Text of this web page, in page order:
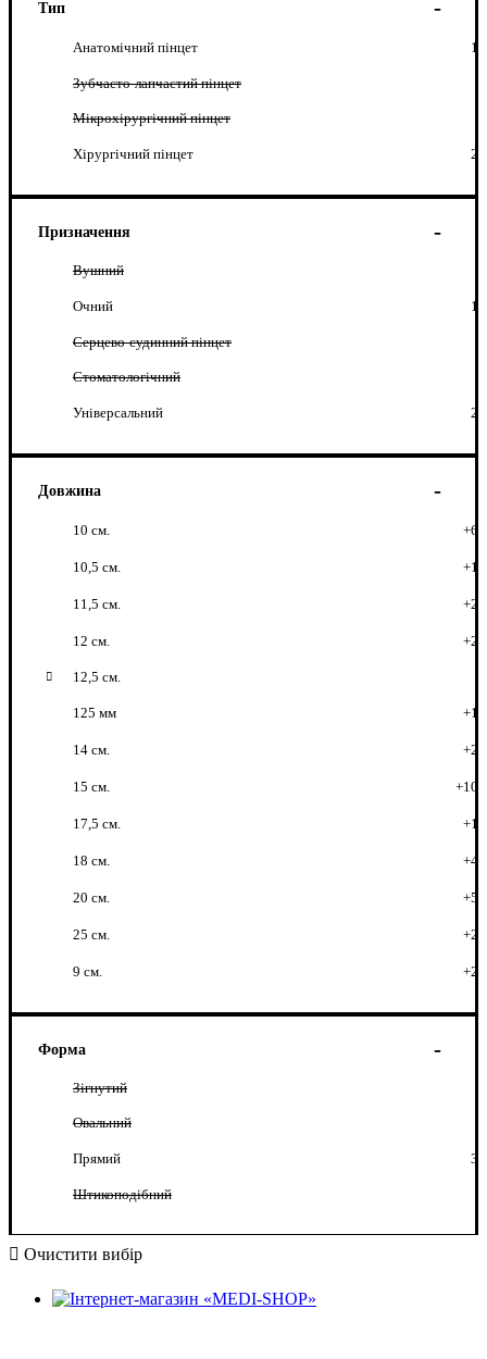
Тип
Анатомічний пінцет 1
Зубчасто-лапчастий пінцет
Мікрохірургічний пінцет
Хірургічний пінцет 2
Призначення
Вушний
Очний 1
Серцево-судинний пінцет
Стоматологічний
Універсальний 2
Довжина
10 см. +6
10,5 см. +1
11,5 см. +2
12 см. +2
12,5 см.
125 мм +1
14 см. +2
15 см. +10
17,5 см. +1
18 см. +4
20 см. +5
25 см. +2
9 см. +2
Форма
Зігнутий
Овальний
Прямий 3
Штикоподібний
Очистити вибір